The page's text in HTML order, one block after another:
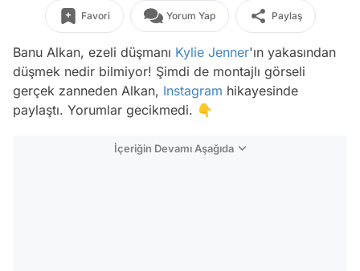
Favori Yorum Yap Paylaş
Banu Alkan, ezeli düşmanı Kylie Jenner'ın yakasından
düşmek nedir bilmiyor! Şimdi de montajlı görseli
gerçek zanneden Alkan, Instagram hikayesinde
paylaştı. Yorumlar gecikmedi. 👇
İçeriğin Devamı Aşağıda